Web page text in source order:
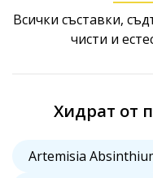
Всички съставки,
чисти и
Хидрат от
Artemisia